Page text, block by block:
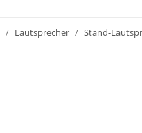
Lautsprecher Stand-